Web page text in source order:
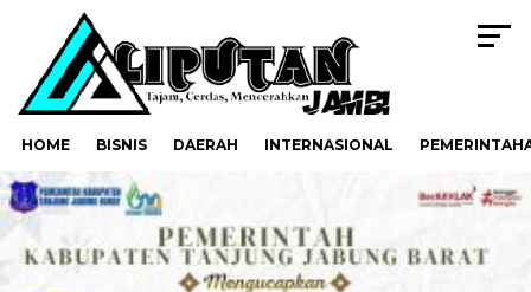
HOME BISNIS DAERAH INTERNASIONAL